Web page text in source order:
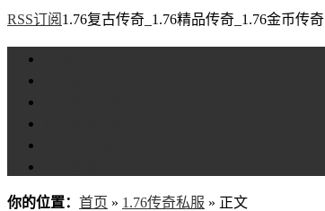
RSS订阅 1.76复古传奇_1.76精品传奇_1.76金币传奇
你的位置： 首页 » 1.76传奇私服 » 正文